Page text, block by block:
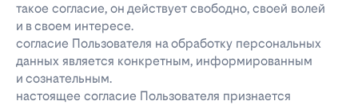
такое согласие, он действует свободно, своей волей
и в своем интересе.
согласие Пользователя на обработку персональных
данных является конкретным, информированным
и сознательным.
настоящее согласие Пользователя признается